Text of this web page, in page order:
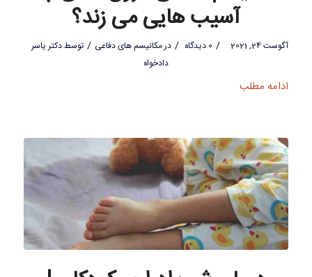
آسیب هایی می زند؟
آگوست 24, 2021 / 0 دیدگاه / درمکانیسم های دفاعی / توسطدکتر یاسر
دادخواه
ادامه مطلب